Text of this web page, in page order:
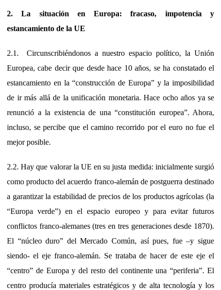
2. La situación en Europa: fracaso, impotencia y
estancamiento de la UE
2.1. Circunscribiéndonos a nuestro espacio político, la Unión
Europea, cabe decir que desde hace 10 años, se ha constatado el
estancamiento en la “construcción de Europa” y la imposibilidad
de ir más allá de la unificación monetaria. Hace ocho años ya se
renunció a la existencia de una “constitución europea”. Ahora,
incluso, se percibe que el camino recorrido por el euro no fue el
mejor posible.
2.2. Hay que valorar la UE en su justa medida: inicialmente surgió
como producto del acuerdo franco-alemán de postguerra destinado
a garantizar la estabilidad de precios de los productos agrícolas (la
“Europa verde”) en el espacio europeo y para evitar futuros
conflictos franco-alemanes (tres en tres generaciones desde 1870).
El “núcleo duro” del Mercado Común, así pues, fue –y sigue
siendo- el eje franco-alemán. Se trataba de hacer de este eje el
“centro” de Europa y del resto del continente una “periferia”. El
centro producía materiales estratégicos y de alta tecnología y los